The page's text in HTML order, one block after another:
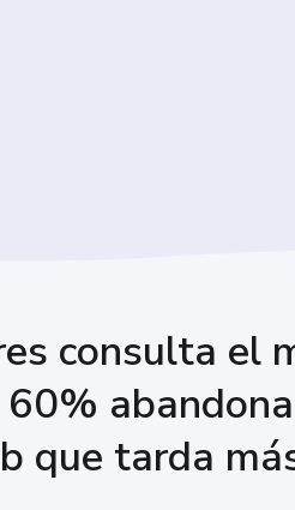
consulta el
que tarda